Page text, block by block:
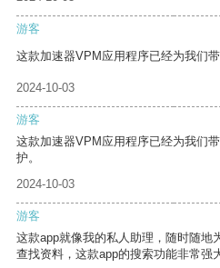
游客
这款加速器VPM应用程序已经为我们
2024-10-03
游客
这款加速器VPM应用程序已经为我们
护。
2024-10-03
游客
这款app就像我的私人助理，随时随地
查找资料，这款app的搜索功能非常强